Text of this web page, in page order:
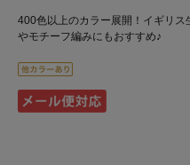
400色以上のカラー展開！イギリ
やモチーフ編みにもおすすめ♪